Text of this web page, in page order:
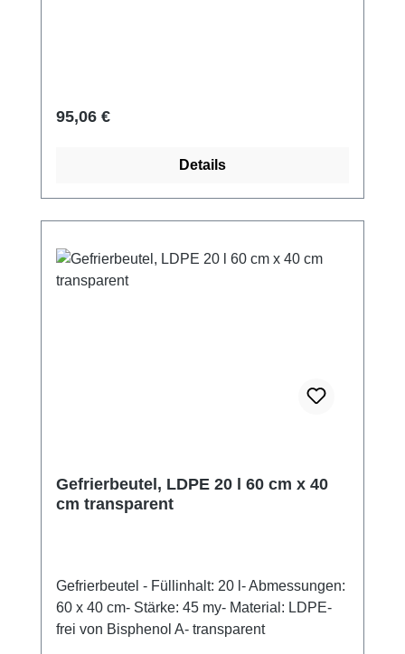
Regulärer Preis:
95,06 €
Details
Gefrierbeutel, LDPE 20 l 60 cm x 40
cm transparent
Gefrierbeutel - Füllinhalt: 20 l- Abmessungen:
60 x 40 cm- Stärke: 45 my- Material: LDPE-
frei von Bisphenol A- transparent